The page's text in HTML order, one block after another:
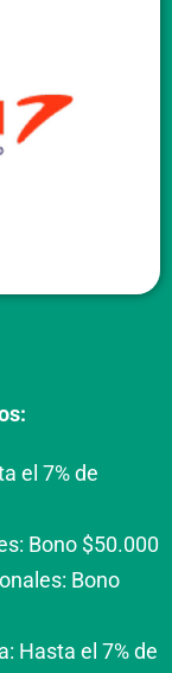
el 7% de
Bono $50.000
Bono
Hasta el 7% de